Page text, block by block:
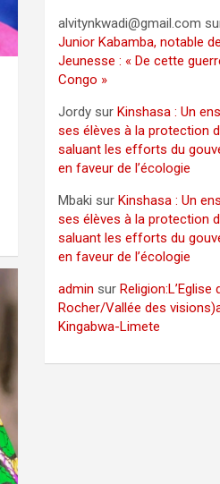
alvitynkwadi@gmail.com
Junior Kabamba, notable
Jeunesse : « De cette
Congo »
Jordy surKinshasa : Un
ses élèves à la protection
saluant les efforts du
en faveur de l’écologie
Mbaki surKinshasa : Un
ses élèves à la protection
saluant les efforts du
en faveur de l’écologie
admin surReligion:L’Eglise
Rocher/Vallée des
Kingabwa-Limete